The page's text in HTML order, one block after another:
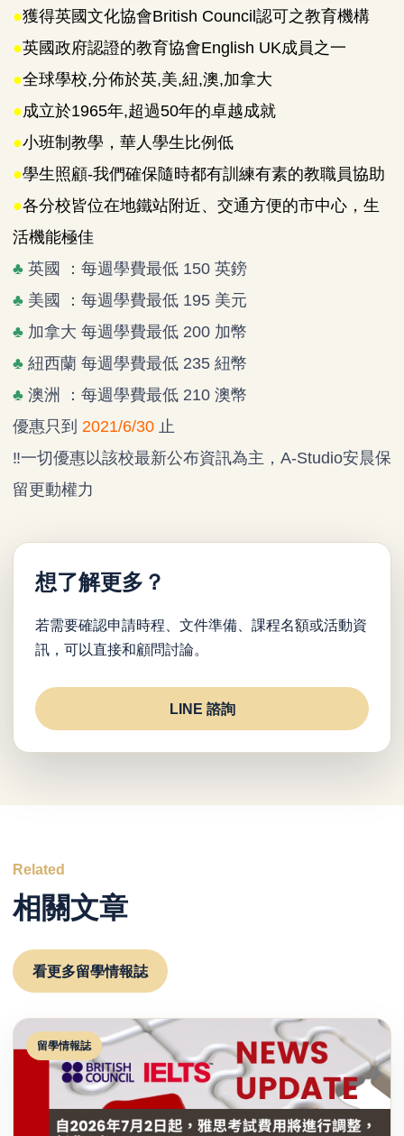
●獲得英國文化協會British Council認可之教育機構
●英國政府認證的教育協會English UK成員之一
●全球學校,分佈於英,美,紐,澳,加拿大
●成立於1965年,超過50年的卓越成就
●小班制教學，華人學生比例低
●學生照顧-我們確保隨時都有訓練有素的教職員協助
●各分校皆位在地鐵站附近、交通方便的市中心，生
活機能極佳
♣ 英國 ：每週學費最低 150 英鎊
♣ 美國 ：每週學費最低 195 美元
♣ 加拿大 每週學費最低 200 加幣
♣ 紐西蘭 每週學費最低 235 紐幣
♣ 澳洲 ：每週學費最低 210 澳幣
優惠只到 2021/6/30 止
‼一切優惠以該校最新公布資訊為主，A-Studio安晨保
留更動權力
想了解更多？
若需要確認申請時程、文件準備、課程名額或活動資
訊，可以直接和顧問討論。
LINE 諮詢
Related
相關文章
看更多留學情報誌
留學情報誌